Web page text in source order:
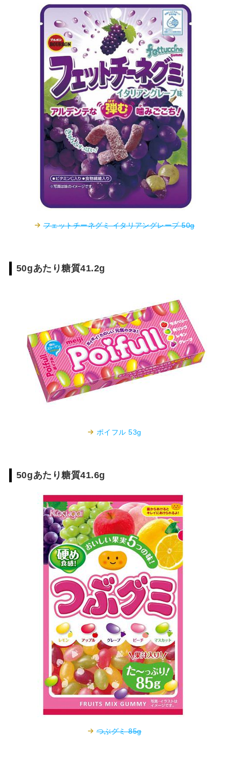
フェットチーネグミ イタリアングレープ 50g
50gあたり糖質41.2g
ポイフル 53g
50gあたり糖質41.6g
つぶグミ 85g